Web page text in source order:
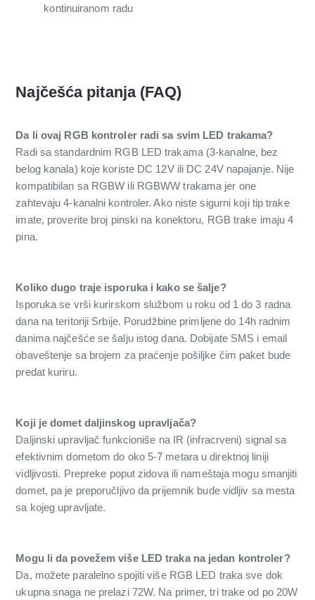
kontinuiranom radu
Najčešća pitanja (FAQ)
Da li ovaj RGB kontroler radi sa svim LED trakama?
Radi sa standardnim RGB LED trakama (3-kanalne, bez
belog kanala) koje koriste DC 12V ili DC 24V napajanje. Nije
kompatibilan sa RGBW ili RGBWW trakama jer one
zahtevaju 4-kanalni kontroler. Ako niste sigurni koji tip trake
imate, proverite broj pinski na konektoru, RGB trake imaju 4
pina.
Koliko dugo traje isporuka i kako se šalje?
Isporuka se vrši kurirskom službom u roku od 1 do 3 radna
dana na teritoriji Srbije. Porudžbine primljene do 14h radnim
danima najčešće se šalju istog dana. Dobijate SMS i email
obaveštenje sa brojem za praćenje pošiljke čim paket bude
predat kuriru.
Koji je domet daljinskog upravljača?
Daljinski upravljač funkcioniše na IR (infracrveni) signal sa
efektivnim dometom do oko 5-7 metara u direktnoj liniji
vidljivosti. Prepreke poput zidova ili nameštaja mogu smanjiti
domet, pa je preporučljivo da prijemnik bude vidljiv sa mesta
sa kojeg upravljate.
Mogu li da povežem više LED traka na jedan kontroler?
Da, možete paralelno spojiti više RGB LED traka sve dok
ukupna snaga ne prelazi 72W. Na primer, tri trake od po 20W